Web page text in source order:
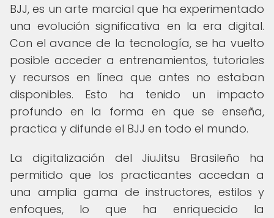
BJJ, es un arte marcial que ha experimentado
una evolución significativa en la era digital.
Con el avance de la tecnología, se ha vuelto
posible acceder a entrenamientos, tutoriales
y recursos en línea que antes no estaban
disponibles. Esto ha tenido un impacto
profundo en la forma en que se enseña,
practica y difunde el BJJ en todo el mundo.
La digitalización del JiuJitsu Brasileño ha
permitido que los practicantes accedan a
una amplia gama de instructores, estilos y
enfoques, lo que ha enriquecido la